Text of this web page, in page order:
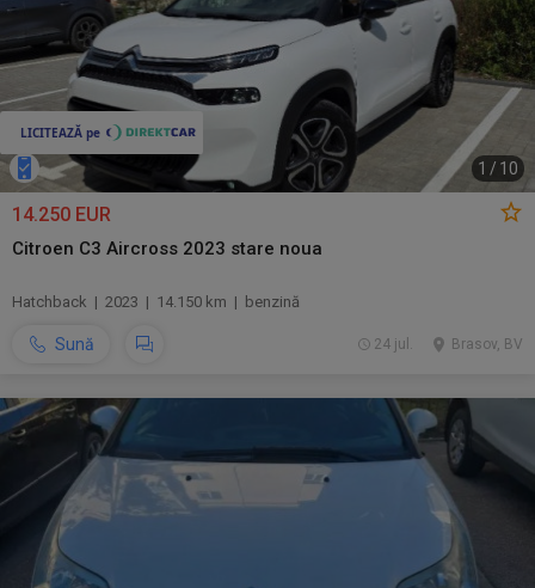
1 / 10
14.250 EUR
Citroen C3 Aircross 2023 stare noua
Hatchback | 2023 | 14.150 km | benzină
Sună Brasov, BV
24 jul.